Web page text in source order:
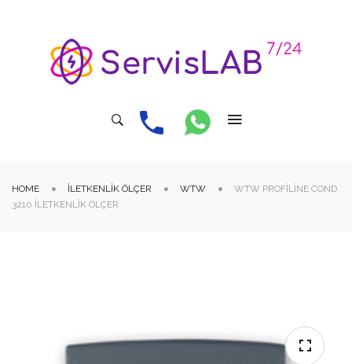
HOME İLETKENLIK ÖLÇER WTW
WTW PROFILINE COND
3210 İLETKENLIK ÖLÇER